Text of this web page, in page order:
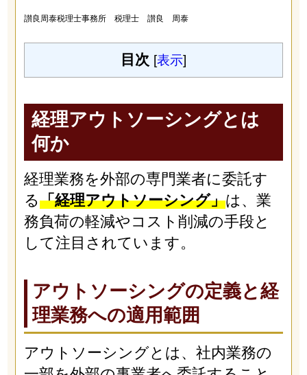
讃良周泰税理士事務所 税理士 讃良 周泰
目次 [表示]
経理アウトソーシングとは
何か
経理業務を外部の専門業者に委託す
る「経理アウトソーシング」は、業
務負荷の軽減やコスト削減の手段と
して注目されています。
アウトソーシングの定義と経
理業務への適用範囲
アウトソーシングとは、社内業務の